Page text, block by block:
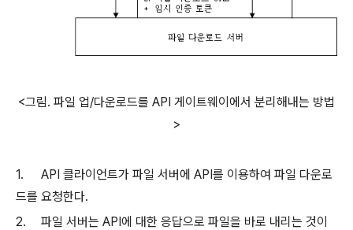
<그림. 파일 업/다운로드를 API 게이트웨이에서 분리해내는 방법
>
1.
API 클라이언트가 파일 서버에 API를 이용하여 파일 다운로
드를 요청한다.
2.
파일 서버는 API에 대한 응답으로 파일을 바로 내리는 것이